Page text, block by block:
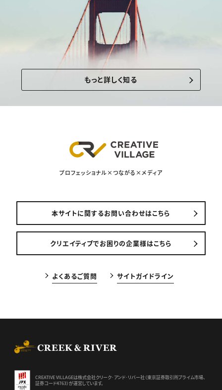
もっと詳しく知る
プロフェッショナル×つながる×メディア
本サイトに関するお問い合わせはこちら
クリエイティブでお困りの企業様はこちら
よくあるご質問 サイトガイドライン
CREATIVE VILLAGEは株式会社クリーク･アンド･リバー社（東京証券取引所プライム市場、
証券コード4763）が運営しています。